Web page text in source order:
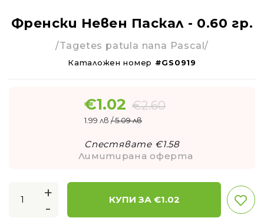
Френски Невен Паскал - 0.60 гр.
/Tagetes patula nana Pascal/
Каталожен номер #GS0919
€1.02 €2.60
1.99 лв / 5.09 лв
Спестявате €1.58
Лимитирана оферта
+
-
КУПИ ЗА €1.02